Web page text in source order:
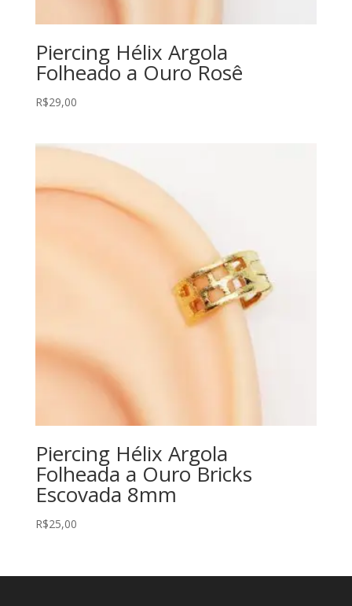
Piercing Hélix Argola
Folheado a Ouro Rosê
R$29,00
Piercing Hélix Argola
Folheada a Ouro Bricks
Escovada 8mm
R$25,00